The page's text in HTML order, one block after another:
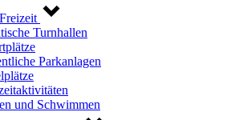
Turnhallen
Parkanlagen
und Schwimmen